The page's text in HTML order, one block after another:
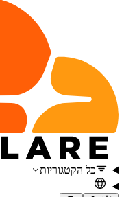
כל הקטגוריות